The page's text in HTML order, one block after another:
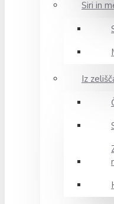
Siri in
Iz